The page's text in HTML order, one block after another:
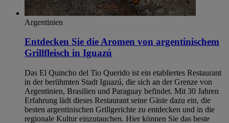
Argentinien
Entdecken Sie die Aromen von argentinischem
Grillfleisch in Iguazú
Das El Quincho del Tio Querido ist ein etabliertes Restaurant
in der berühmten Stadt Iguazú, die sich an der Grenze von
Argentinien, Brasilien und Paraguay befindet. Mit 30 Jahren
Erfahrung lädt dieses Restaurant seine Gäste dazu ein, die
besten argentinischen Grillgerichte zu entdecken und in die
regionale Kultur einzutauchen. Hier können Sie das beste